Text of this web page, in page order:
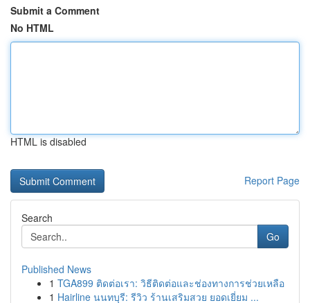
Submit a Comment
No HTML
HTML is disabled
Report Page
Search
Go
Published News
1 TGA899 ติดต่อเรา: วิธีติดต่อและช่องทางการช่วยเหลือ
1 Hairline นนทบุรี: รีวิว ร้านเสริมสวย ยอดเยี่ยม ...